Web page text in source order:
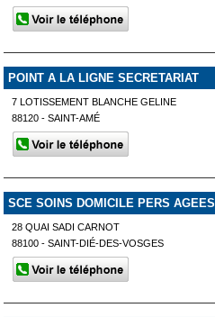
POINT A LA LIGNE SECRETARIAT
7 LOTISSEMENT BLANCHE GELINE
88120 - SAINT-AMÉ
SCE SOINS DOMICILE PERS AGEES
28 QUAI SADI CARNOT
88100 - SAINT-DIÉ-DES-VOSGES